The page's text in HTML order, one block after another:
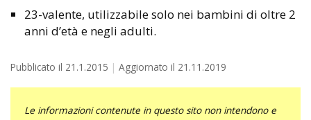
23-valente, utilizzabile solo nei bambini di oltre 2
anni d’età e negli adulti.
Pubblicato il 21.1.2015 Aggiornato il 21.11.2019
Le informazioni contenute in questo sito non intendono e